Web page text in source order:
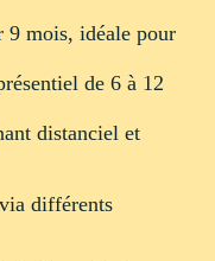
9 mois, idéale pour
de 6 à 12
distanciel et
différents